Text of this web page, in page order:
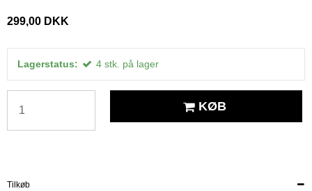
299,00 DKK
Lagerstatus: 4 stk. på lager
KØB
Tilkøb